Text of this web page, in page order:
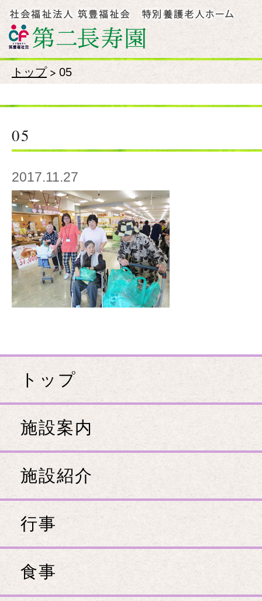
トップ> 05
05
2017.11.27
トップ
施設案内
施設紹介
行事
食事